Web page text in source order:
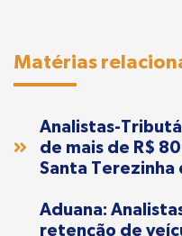
Matérias
Analistas-
de mais de R$
Santa Terezinha
Aduana:
retenção de